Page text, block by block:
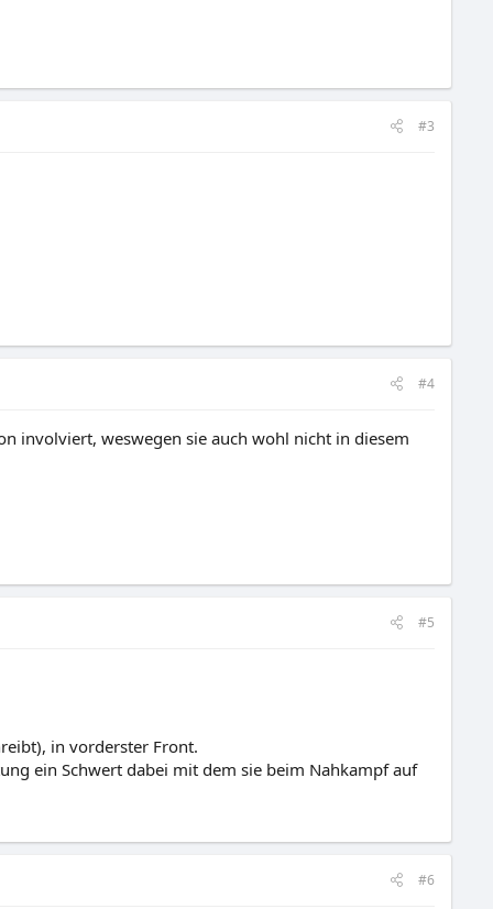
#3
#4
involviert, weswegen sie auch wohl nicht in diesem
#5
in vorderster Front.
ein Schwert dabei mit dem sie beim Nahkampf auf
#6